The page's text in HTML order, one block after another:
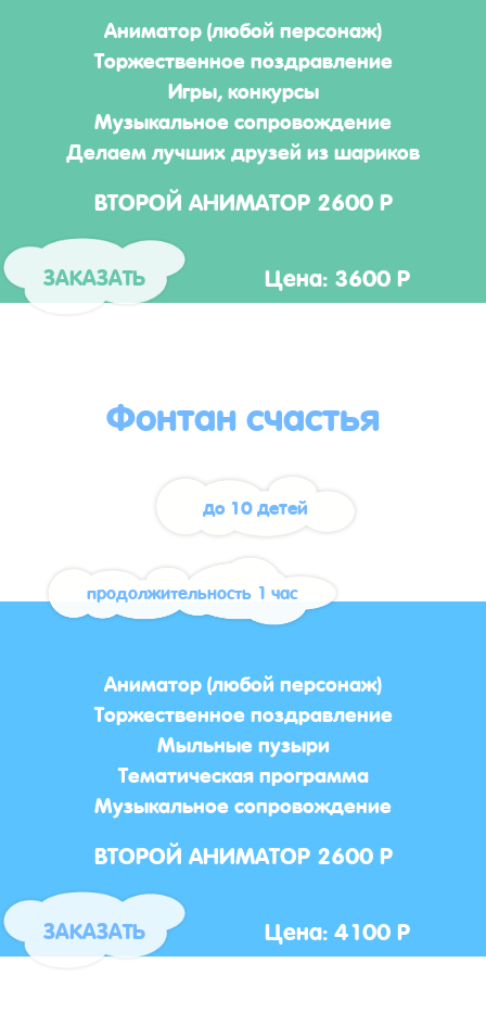
Аниматор (любой персонаж)
Торжественное поздравление
Игры, конкурсы
Музыкальное сопровождение
Делаем лучших друзей из шариков
ВТОРОЙ АНИМАТОР 2600 Р
ЗАКАЗАТЬ Цена: 3600 Р
Фонтан счастья
до 10 детей
продолжительность 1 час
Аниматор (любой персонаж)
Торжественное поздравление
Мыльные пузыри
Тематическая программа
Музыкальное сопровождение
ВТОРОЙ АНИМАТОР 2600 Р
ЗАКАЗАТЬ Цена: 4100 Р